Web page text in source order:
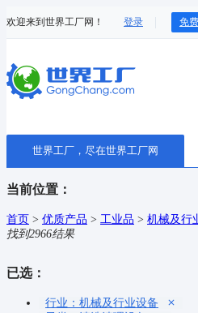
欢迎来到世界工厂网！ 登录 免
世界工厂，尽在世界工厂网
当前位置：
首页 > 优质产品 > 工业品 > 机械及行
找到2966结果
已选：
行业：机械及行业设备